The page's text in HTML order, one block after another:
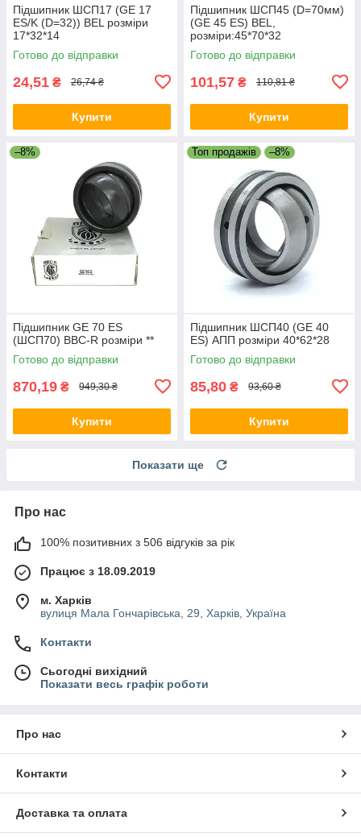
Підшипник ШСП17 (GE 17
ES/K (D=32)) BEL розміри
17*32*14
Готово до відправки
24,51 ₴ 26,74 ₴
Купити
Підшипник ШСП45 (D=70мм)
(GE 45 ES) BEL,
розміри:45*70*32
Готово до відправки
101,57 ₴ 110,81 ₴
Купити
–8%
Підшипник GE 70 ES
(ШСП70) BBC-R розміри **
Готово до відправки
870,19 ₴ 949,30 ₴
Купити
Топ продажів –8%
Підшипник ШСП40 (GE 40
ES) АПП розміри 40*62*28
Готово до відправки
85,80 ₴ 93,60 ₴
Купити
Показати ще
Про нас
100% позитивних з 506 відгуків за рік
Працює з 18.09.2019
м. Харків
вулиця Мала Гончарівська, 29, Харків, Україна
Контакти
Сьогодні вихідний
Показати весь графік роботи
Про нас
Контакти
Доставка та оплата